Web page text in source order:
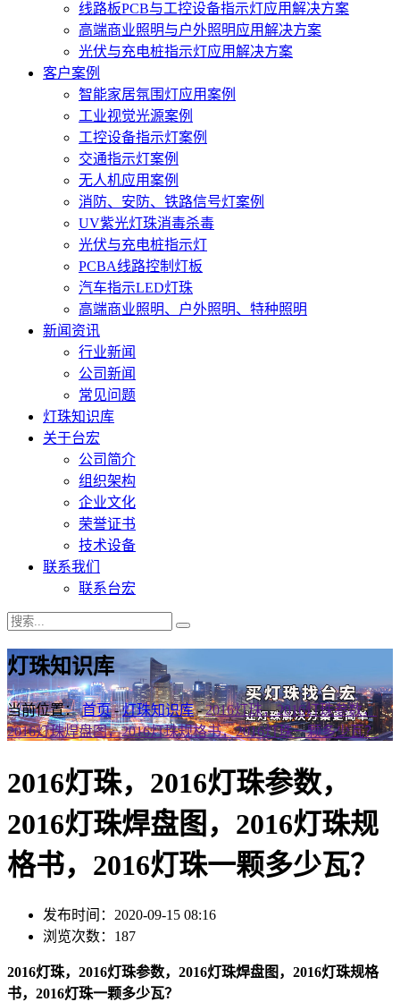
线路板PCB与工控设备指示灯应用解决方案
高端商业照明与户外照明应用解决方案
光伏与充电桩指示灯应用解决方案
客户案例
智能家居氛围灯应用案例
工业视觉光源案例
工控设备指示灯案例
交通指示灯案例
无人机应用案例
消防、安防、铁路信号灯案例
UV紫光灯珠消毒杀毒
光伏与充电桩指示灯
PCBA线路控制灯板
汽车指示LED灯珠
高端商业照明、户外照明、特种照明
新闻资讯
行业新闻
公司新闻
常见问题
灯珠知识库
关于台宏
公司简介
组织架构
企业文化
荣誉证书
技术设备
联系我们
联系台宏
灯珠知识库
当前位置：首页-灯珠知识库-2016灯珠，2016灯珠参数，
2016灯珠焊盘图，2016灯珠规格书，2016灯珠一颗多少瓦？
2016灯珠，2016灯珠参数，
2016灯珠焊盘图，2016灯珠规
格书，2016灯珠一颗多少瓦？
发布时间：2020-09-15 08:16
浏览次数：187
2016灯珠，2016灯珠参数，2016灯珠焊盘图，2016灯珠规格
书，2016灯珠一颗多少瓦？